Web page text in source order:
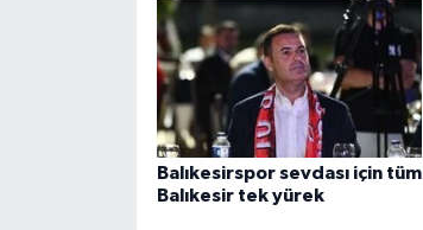
Balıkesirspor sevdası için tüm
Balıkesir tek yürek